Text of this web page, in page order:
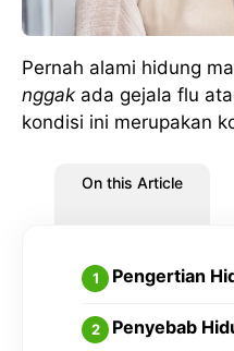
Pernah alami hidung
nggak ada gejala flu
kondisi ini merupakan
On this Article
Pengertian
Penyebab